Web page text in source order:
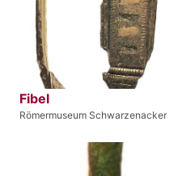
Fibel
Römermuseum Schwarzenacker